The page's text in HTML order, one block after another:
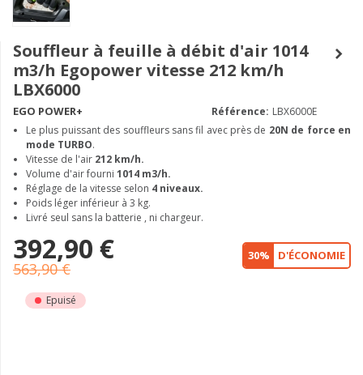
Souffleur à feuille à débit d'air 1014
m3/h Egopower vitesse 212 km/h
LBX6000
EGO POWER+ Référence: LBX6000E
Le plus puissant des souffleurs sans fil avec près de 20N de force en
mode TURBO.
Vitesse de l'air 212 km/h.
Volume d'air fourni 1014 m3/h.
Réglage de la vitesse selon 4 niveaux.
Poids léger inférieur à 3 kg.
Livré seul sans la batterie , ni chargeur.
392,90 €
563,90 €
30% D'ÉCONOMIE
Epuisé